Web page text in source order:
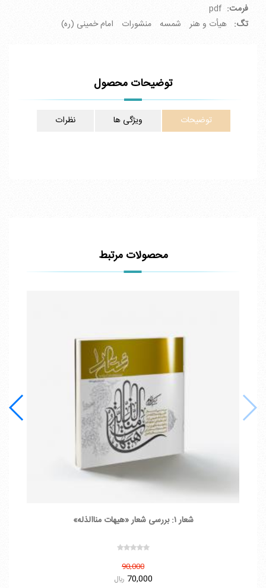
فرمت: pdf
تگ: هیأت و هنر شمسه منشورات امام خمینی (ره)
توضیحات محصول
توضیحات ویژگی ها نظرات
محصولات مرتبط
شعار ۱: بررسی شعار «هیهات مناالذله»
90,000
70,000 ريال